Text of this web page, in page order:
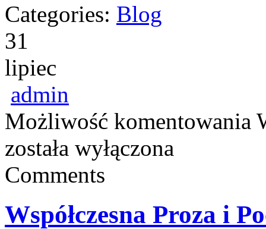
Categories: Blog
31
lipiec
admin
Możliwość komentowania
została wyłączona
Comments
Współczesna Proza i